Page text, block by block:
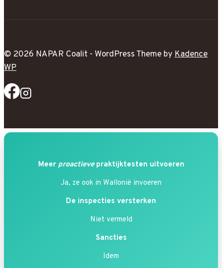
© 2026 NAPAR Coalit - WordPress Theme byKadence
WP
Meer proactievepraktijktesten uitvoeren
Ja, ze ook in Wallonië invoeren
De inspecties versterken
Niet vermeld
Sancties
Idem